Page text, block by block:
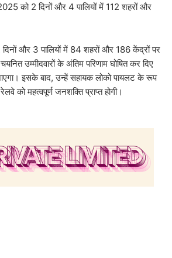
को 2 दिनों और 4 पालियों में 112 शहरों और
और 3 पालियों में 84 शहरों और 186 केंद्रों पर
उम्मीदवारों के अंतिम परिणाम घोषित कर दिए
इसके बाद, उन्हें सहायक लोको पायलट के रूप
को महत्वपूर्ण जनशक्ति प्राप्त होगी।